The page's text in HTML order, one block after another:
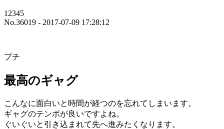
12345
No.36019 - 2017-07-09 17:28:12
プチ
最高のギャグ
こんなに面白いと時間が経つのを忘れてしまいます。
ギャグのテンポが良いですよね。
ぐいぐいと引き込まれて先へ進みたくなります。